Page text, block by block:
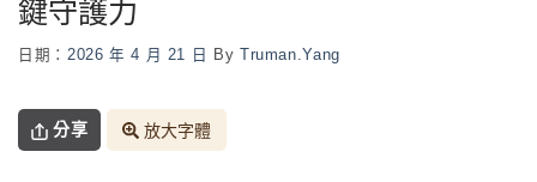
鍵守護力
日期： 2026 年 4 月 21 日 By Truman.yang
分享 放大字體